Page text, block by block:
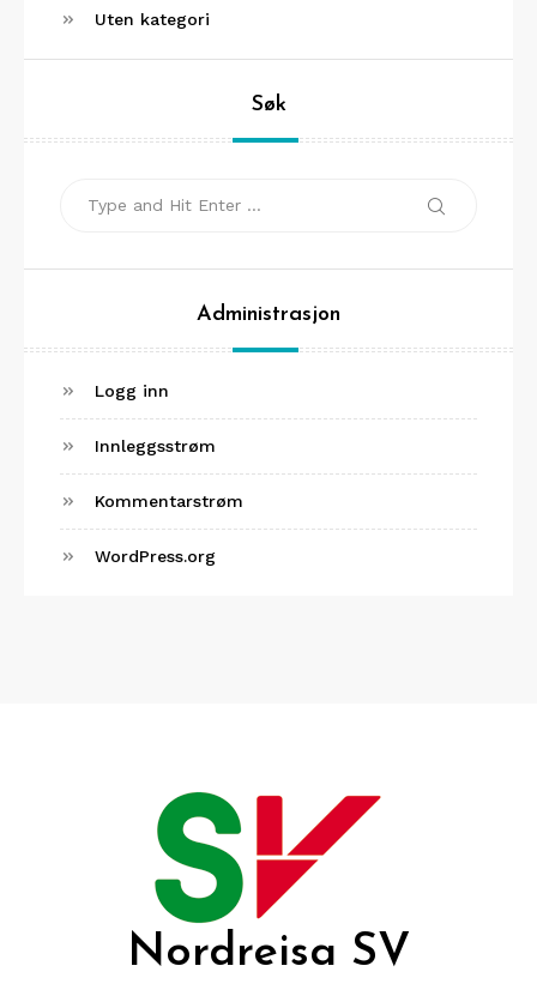
Uten kategori
Søk
Search
Administrasjon
Logg inn
Innleggsstrøm
Kommentarstrøm
WordPress.org
Nordreisa SV